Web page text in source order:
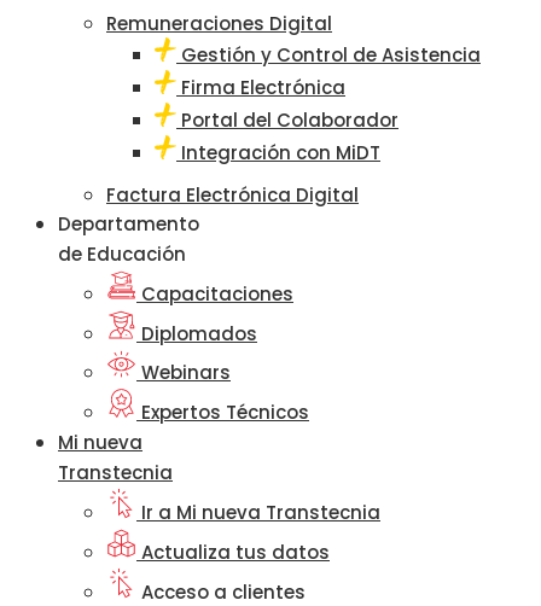
Remuneraciones Digital
Gestión y Control de Asistencia
Firma Electrónica
Portal del Colaborador
Integración con MiDT
Factura Electrónica Digital
Departamento
de Educación
Capacitaciones
Diplomados
Webinars
Expertos Técnicos
Mi nueva
Transtecnia
Ir a Mi nueva Transtecnia
Actualiza tus datos
Acceso a clientes